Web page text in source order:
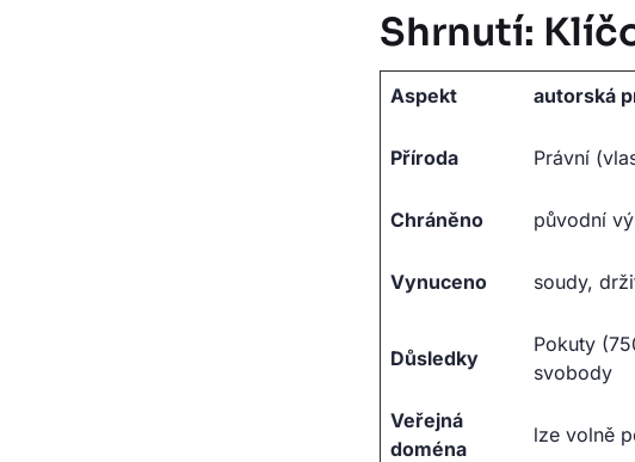
Shrnutí:
Aspekt autorská
Příroda Právní
Chráněno
původní
Vynuceno soudy,
Důsledky
Pokuty
svobody
Veřejná
doména
lze volně